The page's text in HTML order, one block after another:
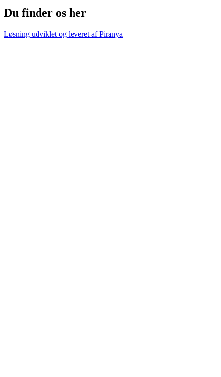
Du finder os her
Løsning udviklet og leveret afPiranya